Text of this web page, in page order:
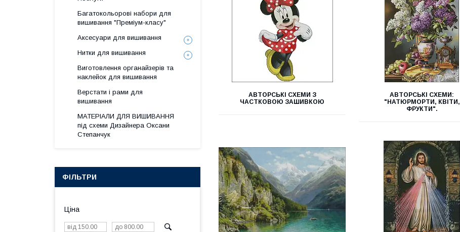
АВТОРСЬКІ СХЕМИ З
ЧАСТКОВОЮ ЗАШИВКОЮ
АВТОРСЬКІ СХЕМИ:
"НАТЮРМОРТИ, КВІТИ,
ФРУКТИ".
Багатокольорові набори для
вишивання "Преміум-класу"
Аксесуари для вишивання
Нитки для вишивання
Виготовлення органайзерів та
наклейок для вишивання
Верстати і рами для
вишивання
МАТЕРІАЛИ ДЛЯ ВИШИВАННЯ
під схеми Дизайнера Оксани
Степанчук
ФІЛЬТРИ
Ціна